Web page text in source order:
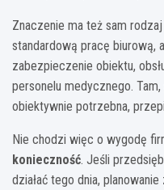
Znaczenie ma też sam
standardową pracę biurową,
zabezpieczenie obiektu,
personelu medycznego.
obiektywnie potrzebna,
Nie chodzi więc o wygodę
konieczność. Jeśli
działać tego dnia,